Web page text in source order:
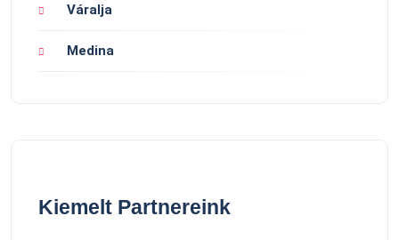
Váralja
Medina
Kiemelt Partnereink